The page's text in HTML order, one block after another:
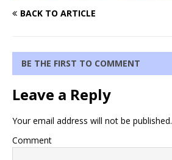
BACK TO ARTICLE
BE THE FIRST TO COMMENT
Leave a Reply
Your email address will not be published.
Comment